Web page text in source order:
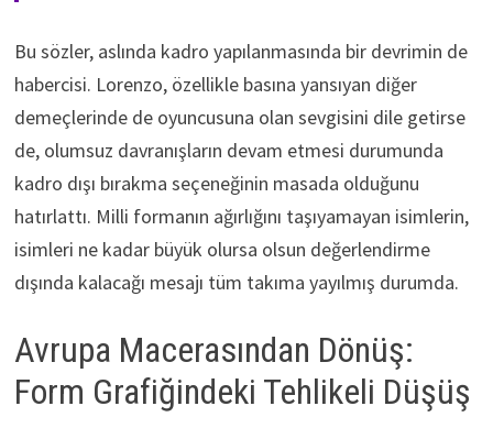
Bu sözler, aslında kadro yapılanmasında bir devrimin de
habercisi. Lorenzo, özellikle basına yansıyan diğer
demeçlerinde de oyuncusuna olan sevgisini dile getirse
de, olumsuz davranışların devam etmesi durumunda
kadro dışı bırakma seçeneğinin masada olduğunu
hatırlattı. Milli formanın ağırlığını taşıyamayan isimlerin,
isimleri ne kadar büyük olursa olsun değerlendirme
dışında kalacağı mesajı tüm takıma yayılmış durumda.
Avrupa Macerasından Dönüş:
Form Grafiğindeki Tehlikeli Düşüş